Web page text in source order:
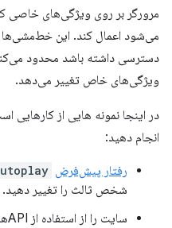
مرورگر بر روی ویژگی‌های خاصی
دسترسی داشته باشد محدود
ویژگی‌های خاص تغییر می‌دهد.
در اینجا نمونه هایی از
انجام دهید:
رفتار پیش‌فرض
شخص ثالث را تغییر دهید.
سایت را از استفاده از APIهای حساس مانند